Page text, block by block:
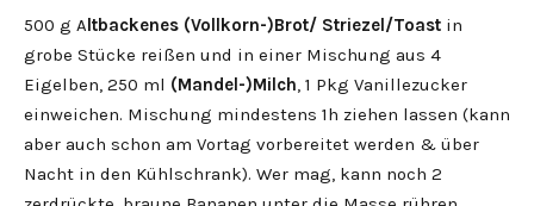
500 g Altbackenes (Vollkorn-)Brot/ Striezel/Toast in
grobe Stücke reißen und in einer Mischung aus 4
Eigelben, 250 ml (Mandel-)Milch, 1 Pkg Vanillezucker
einweichen. Mischung mindestens 1h ziehen lassen (kann
aber auch schon am Vortag vorbereitet werden & über
Nacht in den Kühlschrank). Wer mag, kann noch 2